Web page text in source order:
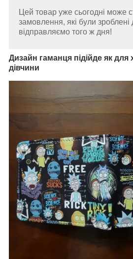
Цей товар уже сьогодні може
замовлення, які були зроблені
відправляємо того ж дня!
Дизайн гаманця підійде як для
дівчини